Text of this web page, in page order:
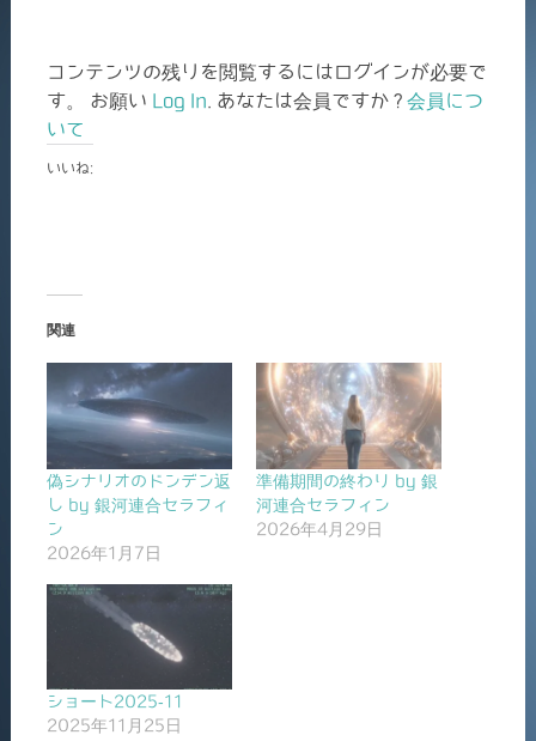
コンテンツの残りを閲覧するにはログインが必要で
す。 お願い Log In . あなたは会員ですか ? 会員につ
いて
いいね:
関連
偽シナリオのドンデン返
し by 銀河連合セラフィ
ン
2026年1月7日
準備期間の終わり by 銀
河連合セラフィン
2026年4月29日
ショート2025-11
2025年11月25日